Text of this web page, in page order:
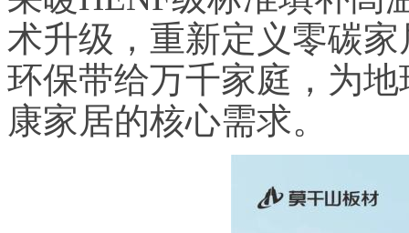
术升级，重新定义零碳
环保带给万千家庭，为
康家居的核心需求。